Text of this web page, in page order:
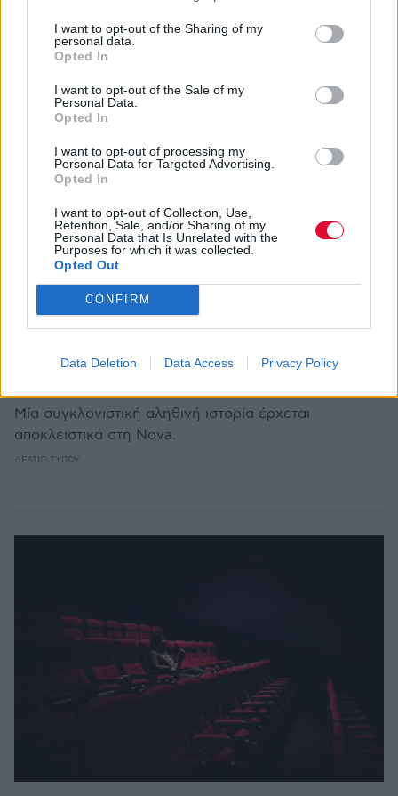
I want to opt-out of the Sharing of my
personal data.
Opted In
I want to opt-out of the Sale of my
Personal Data.
Opted In
I want to opt-out of processing my
Personal Data for Targeted Advertising.
Opted In
I want to opt-out of Collection, Use,
Retention, Sale, and/or Sharing of my
Personal Data that Is Unrelated with the
Purposes for which it was collected.
Opted Out
CONFIRM
Data Deletion Data Access Privacy Policy
ΔΕΛΤΊΟ ΤΎΠΟΥ
Μία συγκλονιστική αληθινή ιστορία έρχεται
αποκλειστικά στη Nova.
ΔΕΛΤΊΟ ΤΎΠΟΥ